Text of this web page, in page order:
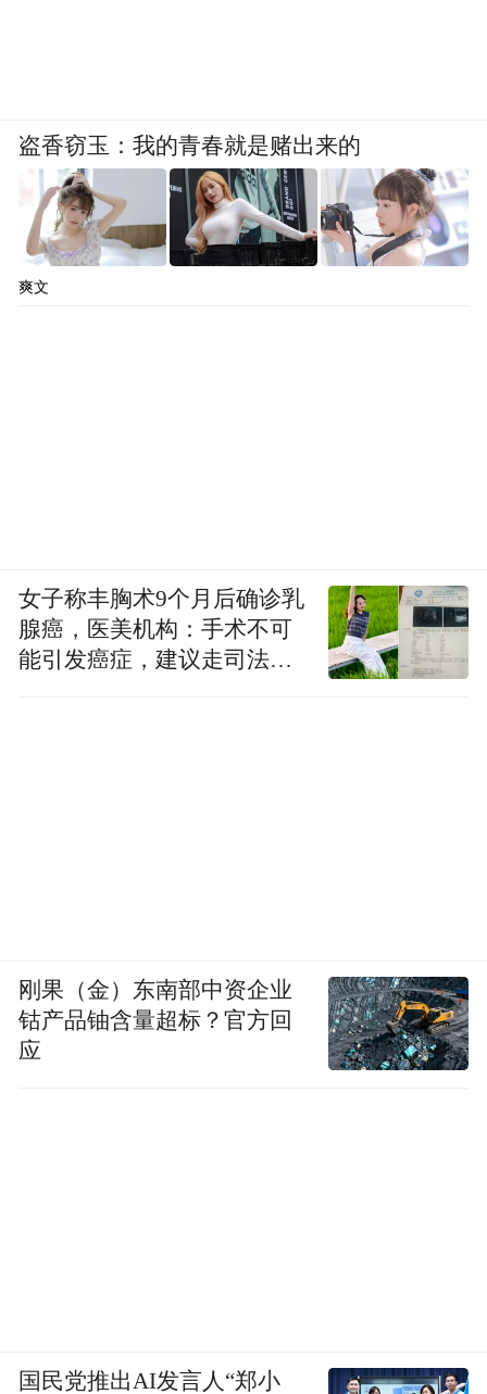
盗香窃玉：我的青春就是赌出来的
爽文
女子称丰胸术9个月后确诊乳
腺癌，医美机构：手术不可
能引发癌症，建议走司法途
刚果（金）东南部中资企业
钴产品铀含量超标？官方回
应
国民党推出AI发言人“郑小